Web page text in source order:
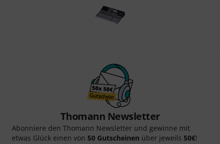
Thomann Newsletter
Abonniere den Thomann Newsletter und gewinne mit
etwas Glück einen von 50 Gutscheinen über jeweils 50€!